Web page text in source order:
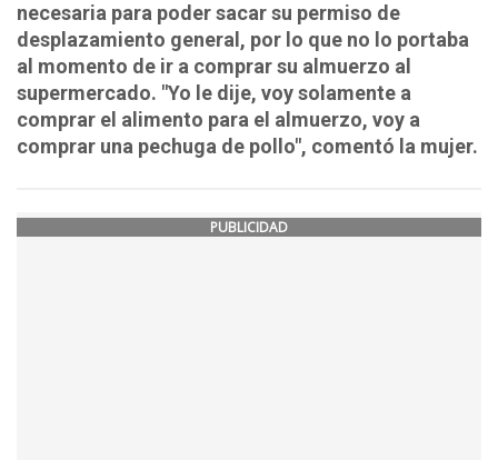
necesaria para poder sacar su permiso de
desplazamiento general, por lo que no lo portaba
al momento de ir a comprar su almuerzo al
supermercado. "Yo le dije, voy solamente a
comprar el alimento para el almuerzo, voy a
comprar una pechuga de pollo", comentó la mujer.
PUBLICIDAD